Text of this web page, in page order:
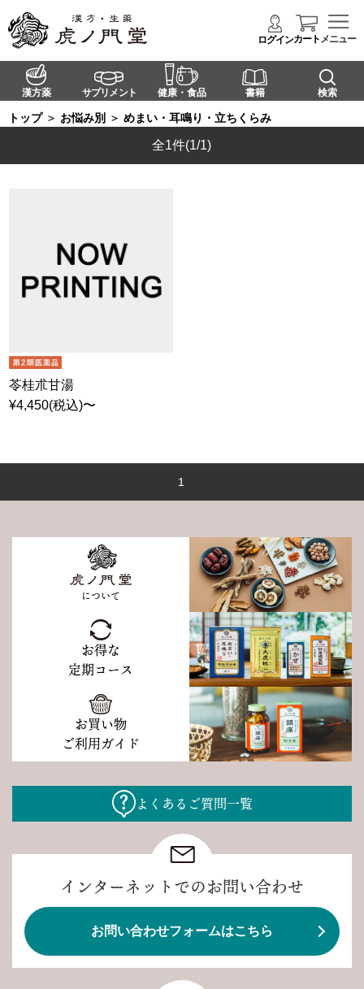
ログインカートメニュー
漢方薬 サプリメント 健康・食品 書籍 検索
トップ ＞ お悩み別 ＞ めまい・耳鳴り・立ちくらみ
全1件(1/1)
苓桂朮甘湯
¥4,450(税込)〜
1
について
お得な
定期コース
お買い物
ご利用ガイド
よくあるご質問一覧
インターネットでのお問い合わせ
お問い合わせフォームはこちら